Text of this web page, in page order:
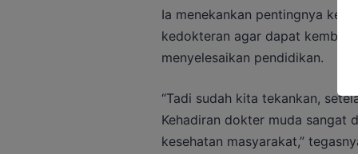
Ia menekankan pentingnya
kedokteran agar dapat kembali
menyelesaikan pendidikan.
“Tadi sudah kita tekankan,
Kehadiran dokter muda sangat
kesehatan masyarakat,”